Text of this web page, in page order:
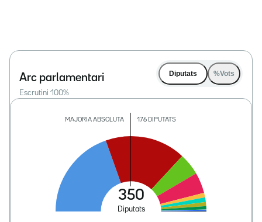
Arc parlamentari
Escrutini 100%
Diputats %Vots